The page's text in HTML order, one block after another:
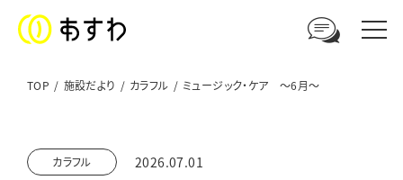
ご相談やお問い合わせはこちら
TOP 施設だより カラフル ミュージック・ケア ～6月～
カラフル 2026.07.01